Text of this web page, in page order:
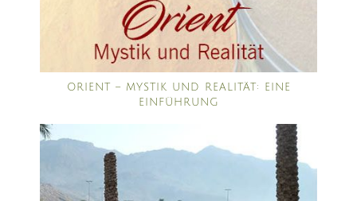
ORIENT – MYSTIK UND REALITÄT: EINE
EINFÜHRUNG